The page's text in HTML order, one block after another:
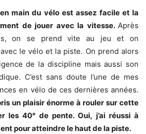
main du vélo est assez facile et la
de jouer avec la vitesse. Après
on se prend vite au jeu et on
le vélo et la piste. On prend alors
de la discipline mais aussi son
C’est sans doute l’une de mes
en vélo de ces dernières années.
un plaisir énorme à rouler sur cette
les 40° de pente. Oui, j’ai réussi à
pour atteindre le haut de la piste.